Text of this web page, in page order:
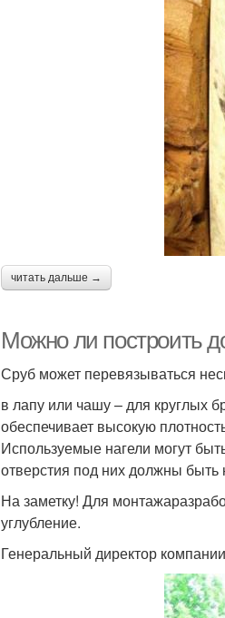
читать дальше →
Можно ли построить
Сруб может перевязываться
в лапу или чашу – для круглых
обеспечивает высокую
Используемые нагели могут
отверстия под них должны быть
На заметку! Для
углубление.
Генеральный директор